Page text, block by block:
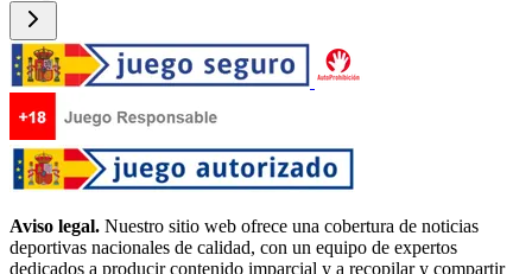
Aviso legal. Nuestro sitio web ofrece una cobertura de noticias
deportivas nacionales de calidad, con un equipo de expertos
dedicados a producir contenido imparcial y a recopilar y compartir